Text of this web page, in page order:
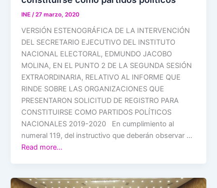
INE/27 marzo, 2020
VERSIÓN ESTENOGRÁFICA DE LA INTERVENCIÓN
DEL SECRETARIO EJECUTIVO DEL INSTITUTO
NACIONAL ELECTORAL, EDMUNDO JACOBO
MOLINA, EN EL PUNTO 2 DE LA SEGUNDA SESIÓN
EXTRAORDINARIA, RELATIVO AL INFORME QUE
RINDE SOBRE LAS ORGANIZACIONES QUE
PRESENTARON SOLICITUD DE REGISTRO PARA
CONSTITUIRSE COMO PARTIDOS POLÍTICOS
NACIONALES 2019-2020 En cumplimiento al
numeral 119, del instructivo que deberán observar …
Read more…